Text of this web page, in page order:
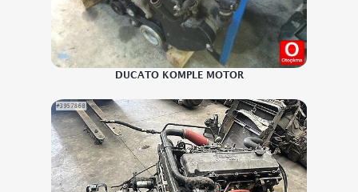
DUCATO KOMPLE MOTOR